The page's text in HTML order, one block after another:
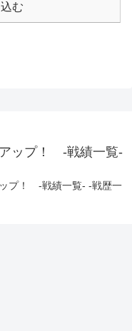
む
ップ！ -戦績一覧-
プ！ -戦績一覧- -戦歴一